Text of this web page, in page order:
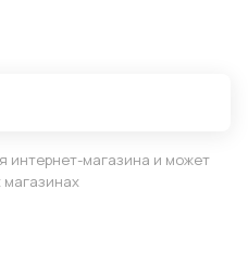
интернет-магазина и может
магазинах